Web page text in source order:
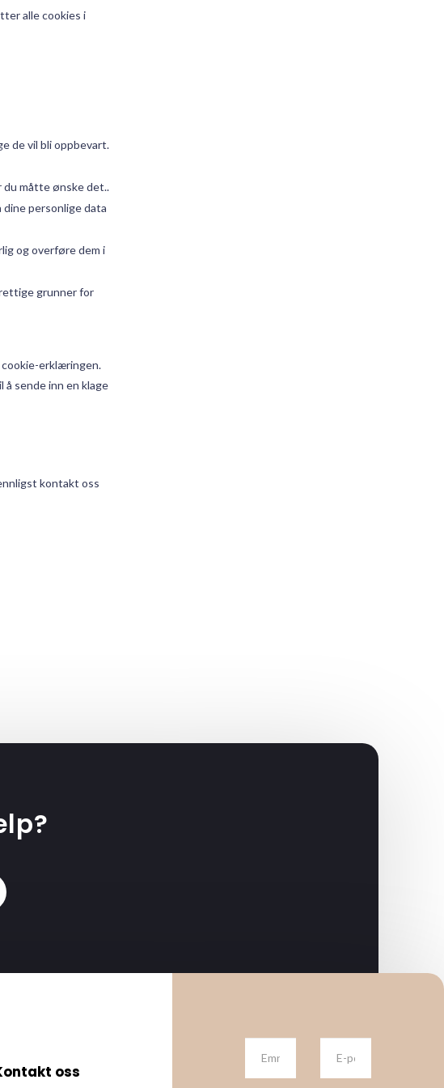
alle cookies i
de vil bli oppbevart.
måtte ønske det..
personlige data
og overføre dem i
grunner for
erklæringen.
å sende inn en klage
kontakt oss
oss